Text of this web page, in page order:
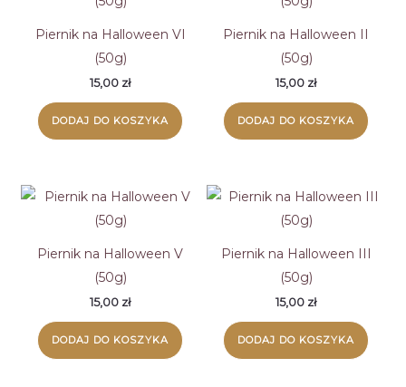
Piernik na Halloween VI
(50g)
15,00 zł
DODAJ DO KOSZYKA
Piernik na Halloween II
(50g)
15,00 zł
DODAJ DO KOSZYKA
Piernik na Halloween V
(50g)
15,00 zł
DODAJ DO KOSZYKA
Piernik na Halloween III
(50g)
15,00 zł
DODAJ DO KOSZYKA